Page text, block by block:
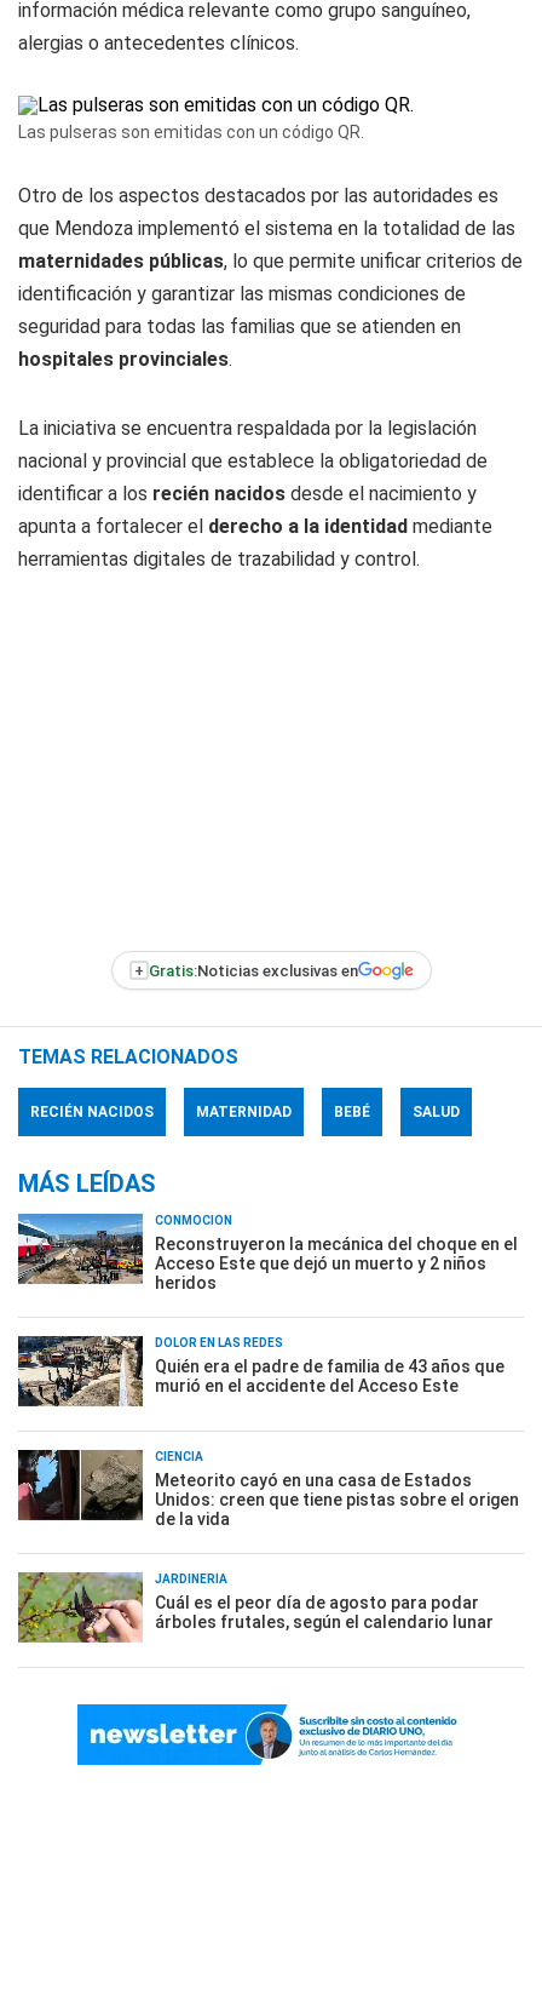
información médica relevante como grupo sanguíneo,
alergias o antecedentes clínicos.
Las pulseras son emitidas con un código QR.
Otro de los aspectos destacados por las autoridades es
que Mendoza implementó el sistema en la totalidad de las
maternidades públicas, lo que permite unificar criterios de
identificación y garantizar las mismas condiciones de
seguridad para todas las familias que se atienden en
hospitales provinciales.
La iniciativa se encuentra respaldada por la legislación
nacional y provincial que establece la obligatoriedad de
identificar a los recién nacidos desde el nacimiento y
apunta a fortalecer el derecho a la identidad mediante
herramientas digitales de trazabilidad y control.
+ Gratis:Noticias exclusivas en
TEMAS RELACIONADOS
RECIÉN NACIDOS MATERNIDAD BEBÉ SALUD
MÁS LEÍDAS
CONMOCIÓN
Reconstruyeron la mecánica del choque en el
Acceso Este que dejó un muerto y 2 niños
heridos
DOLOR EN LAS REDES
Quién era el padre de familia de 43 años que
murió en el accidente del Acceso Este
CIENCIA
Meteorito cayó en una casa de Estados
Unidos: creen que tiene pistas sobre el origen
de la vida
JARDINERÍA
Cuál es el peor día de agosto para podar
árboles frutales, según el calendario lunar